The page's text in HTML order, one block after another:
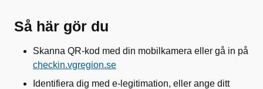
Så här gör du
Skanna QR-kod med din mobilkamera eller gå in på
checkin.vgregion.se
Identifiera dig med e-legitimation, eller ange ditt